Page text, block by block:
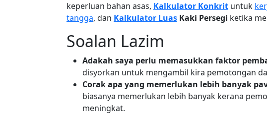
keperluan bahan asas, Kalkulator Konkrit untuk
tangga, dan Kalkulator Luas Kaki Persegi ketika
Soalan Lazim
Adakah saya perlu memasukkan faktor
disyorkan untuk mengambil kira pemotongan
Corak apa yang memerlukan lebih banyak
biasanya memerlukan lebih banyak kerana
meningkat.